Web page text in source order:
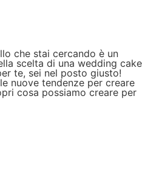
che stai cercando è un
scelta di una wedding cake
te, sei nel posto giusto!
nuove tendenze per creare
cosa possiamo creare per